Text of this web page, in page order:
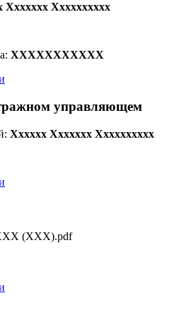
Xxxxxxx Xxxxxxxxxx
XXXXXXXXXXX
управляющем
Xxxxxx Xxxxxxx Xxxxxxxxxx
(XXX).pdf